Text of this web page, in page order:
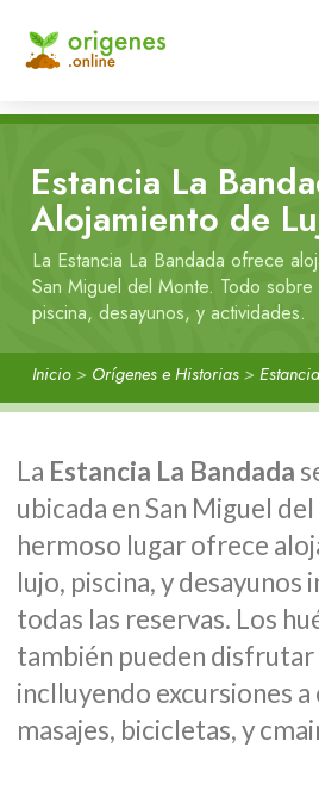
Estancia La
Alojamiento de
La Estancia La Bandada ofrece
San Miguel del Monte. Todo sobre
piscina, desayunos, y actividades.
Inicio > Orígenes e Historias >
La Estancia La Bandada
ubicada en San Miguel
hermoso lugar ofrece
lujo, piscina, y desayunos
todas las reservas. Los
también pueden disfrutar
inclluyendo excursiones a
masajes, bicicletas, y